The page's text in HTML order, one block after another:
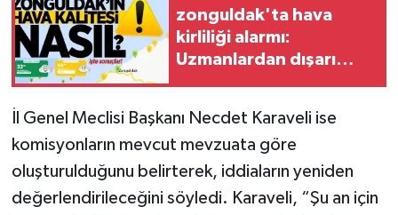
zonguldak'ta hava
kirliliği alarmı:
Uzmanlardan dışarı
İl Genel Meclisi Başkanı Necdet Karaveli ise
komisyonların mevcut mevzuata göre
oluşturulduğunu belirterek, iddiaların yeniden
değerlendirileceğini söyledi. Karaveli, “Şu an için